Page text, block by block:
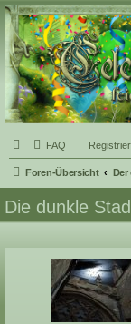
Celcia - eine
Fantasy
FAQ
Foren-Übersicht
Die dunkle